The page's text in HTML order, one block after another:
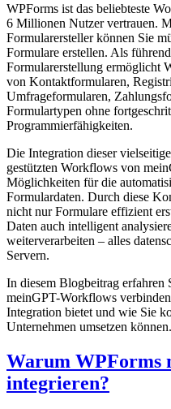
WPForms ist das beliebteste
6 Millionen Nutzer vertrauen.
Formularersteller können Sie
Formulare erstellen. Als
Formularerstellung ermöglicht
von Kontaktformularen,
Umfrageformularen,
Formulartypen ohne
Programmierfähigkeiten.
Die Integration dieser
gestützten Workflows von
Möglichkeiten für die
Formulardaten. Durch diese
nicht nur Formulare effizient
Daten auch intelligent
weiterverarbeiten – alles
Servern.
In diesem Blogbeitrag erfahren
meinGPT-Workflows
Integration bietet und wie Sie
Unternehmen umsetzen können.
Warum WPForms
integrieren?